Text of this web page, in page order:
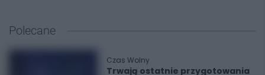
Polecane
Czas Wolny
Trwają ostatnie przygotowania